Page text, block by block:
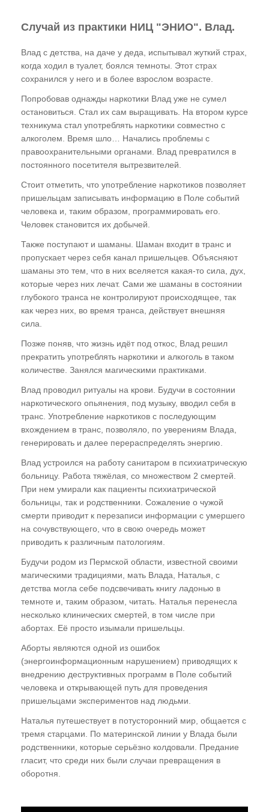
Случай из практики НИЦ "ЭНИО". Влад.
Влад с детства, на даче у деда, испытывал жуткий страх,
когда ходил в туалет, боялся темноты. Этот страх
сохранился у него и в более взрослом возрасте.
Попробовав однажды наркотики Влад уже не сумел
остановиться. Стал их сам выращивать. На втором курсе
техникума стал употреблять наркотики совместно с
алкоголем. Время шло… Начались проблемы с
правоохранительными органами. Влад превратился в
постоянного посетителя вытрезвителей.
Стоит отметить, что употребление наркотиков позволяет
пришельцам записывать информацию в Поле событий
человека и, таким образом, программировать его.
Человек становится их добычей.
Также поступают и шаманы. Шаман входит в транс и
пропускает через себя канал пришельцев. Объясняют
шаманы это тем, что в них вселяется какая-то сила, дух,
которые через них лечат. Сами же шаманы в состоянии
глубокого транса не контролируют происходящее, так
как через них, во время транса, действует внешняя
сила.
Позже поняв, что жизнь идёт под откос, Влад решил
прекратить употреблять наркотики и алкоголь в таком
количестве. Занялся магическими практиками.
Влад проводил ритуалы на крови. Будучи в состоянии
наркотического опьянения, под музыку, вводил себя в
транс. Употребление наркотиков с последующим
вхождением в транс, позволяло, по уверениям Влада,
генерировать и далее перераспределять энергию.
Влад устроился на работу санитаром в психиатрическую
больницу. Работа тяжёлая, со множеством 2 смертей.
При нем умирали как пациенты психиатрической
больницы, так и родственники. Сожаление о чужой
смерти приводит к перезаписи информации с умершего
на сочувствующего, что в свою очередь может
приводить к различным патологиям.
Будучи родом из Пермской области, известной своими
магическими традициями, мать Влада, Наталья, с
детства могла себе подсвечивать книгу ладонью в
темноте и, таким образом, читать. Наталья перенесла
несколько клинических смертей, в том числе при
абортах. Её просто изымали пришельцы.
Аборты являются одной из ошибок
(энергоинформационным нарушением) приводящих к
внедрению деструктивных программ в Поле событий
человека и открывающей путь для проведения
пришельцами экспериментов над людьми.
Наталья путешествует в потусторонний мир, общается с
тремя старцами. По материнской линии у Влада были
родственники, которые серьёзно колдовали. Предание
гласит, что среди них были случаи превращения в
оборотня.